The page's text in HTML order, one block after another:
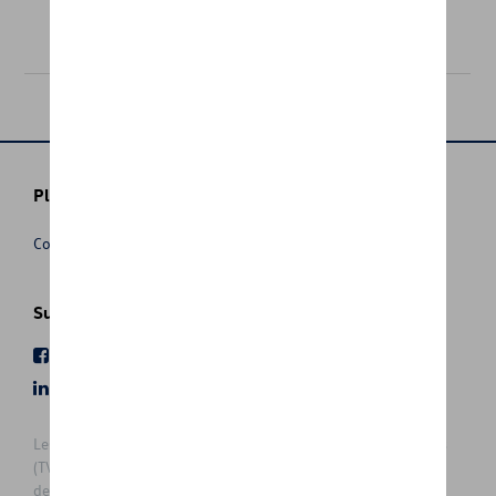
Plus d'informations
Conditions de vente
Suivez nous
Les prix affichés sur le présent site sont des prix recommandés
(TVAc), hors éventuels frais de montage. Pour connaitre le prix
de vente actuel et les éventuels frais de montage, veuillez